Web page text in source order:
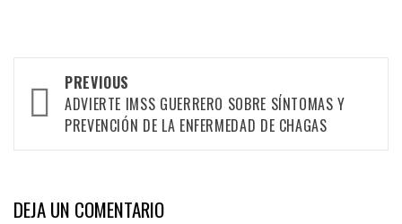
Post
navigation
PREVIOUS
ADVIERTE IMSS GUERRERO SOBRE SÍNTOMAS Y
PREVENCIÓN DE LA ENFERMEDAD DE CHAGAS
DEJA UN COMENTARIO